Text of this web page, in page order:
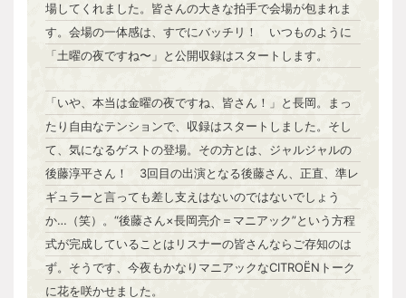
場してくれました。皆さんの大きな拍手で会場が包まれま
す。会場の一体感は、すでにバッチリ！ いつものように
「土曜の夜ですね〜」と公開収録はスタートします。
「いや、本当は金曜の夜ですね、皆さん！」と長岡。まっ
たり自由なテンションで、収録はスタートしました。そし
て、気になるゲストの登場。その方とは、ジャルジャルの
後藤淳平さん！ 3回目の出演となる後藤さん、正直、準レ
ギュラーと言っても差し支えはないのではないでしょう
か…（笑）。“後藤さん×長岡亮介＝マニアック”という方程
式が完成していることはリスナーの皆さんならご存知のは
ず。そうです、今夜もかなりマニアックなCITROËNトーク
に花を咲かせました。